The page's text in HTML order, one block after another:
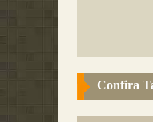
Confira